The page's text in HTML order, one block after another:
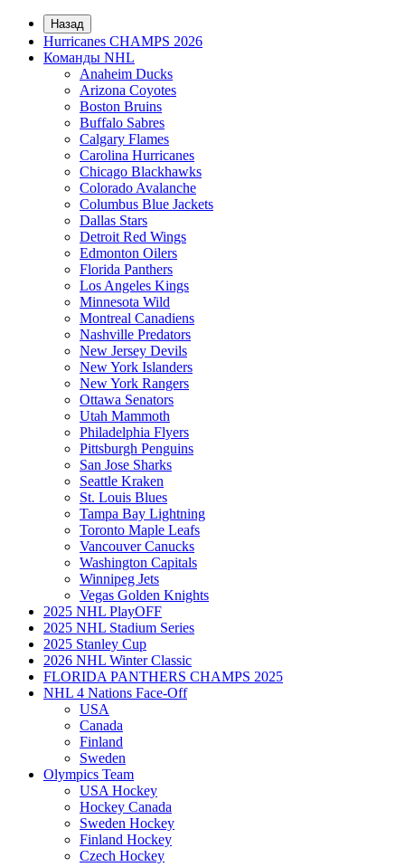
Назад
Hurricanes CHAMPS 2026
Команды NHL
Anaheim Ducks
Arizona Coyotes
Boston Bruins
Buffalo Sabres
Calgary Flames
Carolina Hurricanes
Chicago Blackhawks
Colorado Avalanche
Columbus Blue Jackets
Dallas Stars
Detroit Red Wings
Edmonton Oilers
Florida Panthers
Los Angeles Kings
Minnesota Wild
Montreal Canadiens
Nashville Predators
New Jersey Devils
New York Islanders
New York Rangers
Ottawa Senators
Utah Mammoth
Philadelphia Flyers
Pittsburgh Penguins
San Jose Sharks
Seattle Kraken
St. Louis Blues
Tampa Bay Lightning
Toronto Maple Leafs
Vancouver Canucks
Washington Capitals
Winnipeg Jets
Vegas Golden Knights
2025 NHL PlayOFF
2025 NHL Stadium Series
2025 Stanley Cup
2026 NHL Winter Classic
FLORIDA PANTHERS CHAMPS 2025
NHL 4 Nations Face-Off
USA
Canada
Finland
Sweden
Olympics Team
USA Hockey
Hockey Canada
Sweden Hockey
Finland Hockey
Czech Hockey